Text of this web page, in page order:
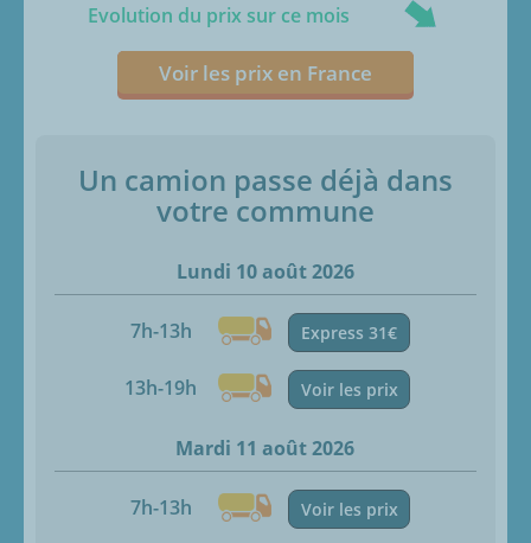
Evolution du prix sur ce mois
Voir les prix en France
Un camion passe déjà dans
votre commune
Lundi 10 août 2026
7h-13h Express 31€
13h-19h Voir les prix
Mardi 11 août 2026
7h-13h Voir les prix